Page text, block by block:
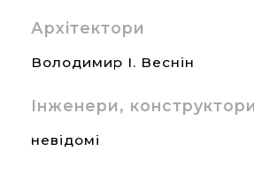
Архітектори
Володимир І. Веснін
Інженери, конструктори
невідомі